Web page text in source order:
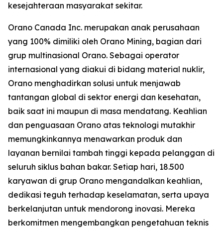
kesejahteraan masyarakat sekitar.
Orano Canada Inc. merupakan anak perusahaan
yang 100% dimiliki oleh Orano Mining, bagian dari
grup multinasional Orano. Sebagai operator
internasional yang diakui di bidang material nuklir,
Orano menghadirkan solusi untuk menjawab
tantangan global di sektor energi dan kesehatan,
baik saat ini maupun di masa mendatang. Keahlian
dan penguasaan Orano atas teknologi mutakhir
memungkinkannya menawarkan produk dan
layanan bernilai tambah tinggi kepada pelanggan di
seluruh siklus bahan bakar. Setiap hari, 18.500
karyawan di grup Orano mengandalkan keahlian,
dedikasi teguh terhadap keselamatan, serta upaya
berkelanjutan untuk mendorong inovasi. Mereka
berkomitmen mengembangkan pengetahuan teknis